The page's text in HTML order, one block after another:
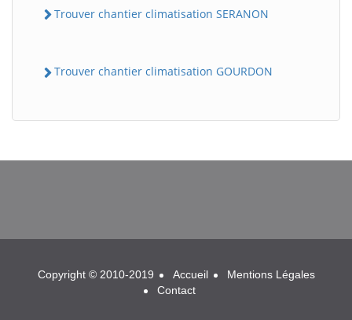
Trouver chantier climatisation SERANON
Trouver chantier climatisation GOURDON
B
Copyright © 2010-2019 Accueil
Mentions Légales
Contact